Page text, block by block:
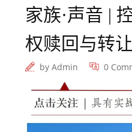
办公室各个地区
大。过往业绩不
求提供更多信息。
大幅跌价，收回
额，或者甚至需
动可能对价格、
利后果。负责编
家族·声音 |
权赎回与转
byAdmin 0